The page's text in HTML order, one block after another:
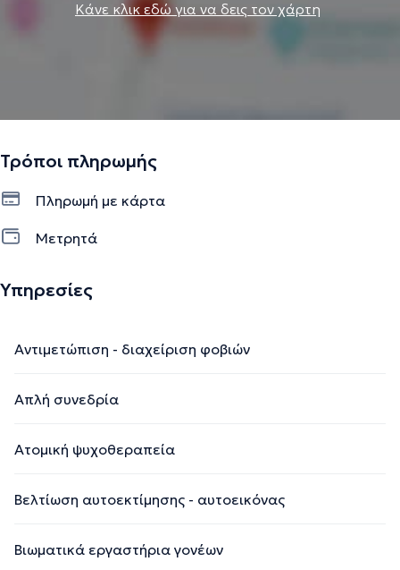
Κάνε κλικ εδώ για να δεις τον χάρτη
Τρόποι πληρωμής
Πληρωμή με κάρτα
Μετρητά
Υπηρεσίες
Αντιμετώπιση - διαχείριση φοβιών
Απλή συνεδρία
Ατομική ψυχοθεραπεία
Βελτίωση αυτοεκτίμησης - αυτοεικόνας
Βιωματικά εργαστήρια γονέων